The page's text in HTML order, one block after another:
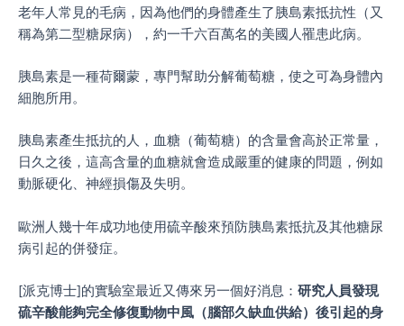
老年人常見的毛病，因為他們的身體產生了胰島素抵抗性（又
稱為第二型糖尿病），約一千六百萬名的美國人罹患此病。
胰島素是一種荷爾蒙，專門幫助分解葡萄糖，使之可為身體內
細胞所用。
胰島素產生抵抗的人，血糖（葡萄糖）的含量會高於正常量，
日久之後，這高含量的血糖就會造成嚴重的健康的問題，例如
動脈硬化、神經損傷及失明。
歐洲人幾十年成功地使用硫辛酸來預防胰島素抵抗及其他糖尿
病引起的併發症。
[派克博士]的實驗室最近又傳來另一個好消息： 研究人員發現
硫辛酸能夠完全修復動物中風（腦部久缺血供給）後引起的身